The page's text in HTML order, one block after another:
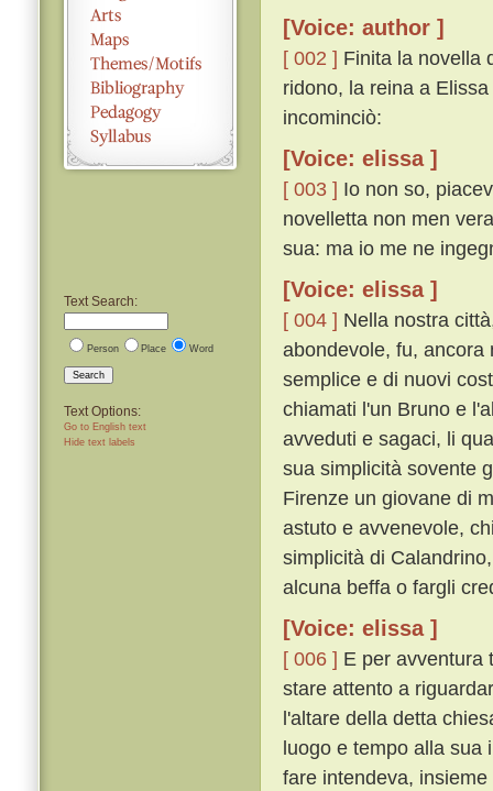
Text Search:
Person Place Word
Search
Text Options:
Go to English text
Hide text labels
[Voice: author ]
[ 002 ] Finita la novella
ridono, la reina a
incominciò:
[Voice: elissa ]
[ 003 ] Io non so,
novelletta non men
sua: ma io me ne
[Voice: elissa ]
[ 004 ] Nella nostra
abondevole, fu, ancora
semplice e di nuovi
chiamati l'un Bruno e
avveduti e sagaci, li
sua simplicità sovente
Firenze un giovane di
astuto e avvenevole,
simplicità di
alcuna beffa o fargli
[Voice: elissa ]
[ 006 ] E per avventura
stare attento a
l'altare della detta
luogo e tempo alla sua
fare intendeva,